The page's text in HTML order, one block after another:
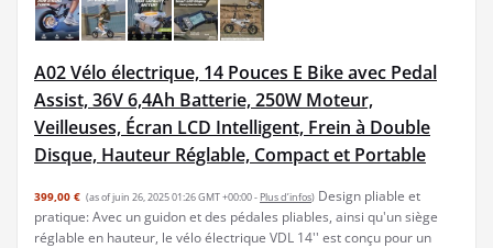
A02 Vélo électrique, 14 Pouces E Bike avec Pedal
Assist, 36V 6,4Ah Batterie, 250W Moteur,
Veilleuses, Écran LCD Intelligent, Frein à Double
Disque, Hauteur Réglable, Compact et Portable
399,00 € (as of juin 26, 2025 01:26 GMT +00:00 - Plus d’infos) Design pliable et
pratique: Avec un guidon et des pédales pliables, ainsi qu'un siège
réglable en hauteur, le vélo électrique VDL 14'' est conçu pour un